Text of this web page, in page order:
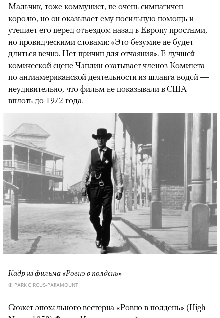
Мальчик, тоже коммунист, не очень симпатичен
королю, но он оказывает ему посильную помощь и
утешает его перед отъездом назад в Европу простыми,
но провидческими словами: «Это безумие не будет
длиться вечно. Нет причин для отчаяния». В лучшей
комической сцене Чаплин окатывает членов Комитета
по антиамериканской деятельности из шланга водой —
неудивительно, что фильм не показывали в США
вплоть до 1972 года.
Кадр из фильма «Ровно в полдень»
© PARK CIRCUS-PARAMOUNT
Сюжет эпохального вестерна «Ровно в полдень» (High